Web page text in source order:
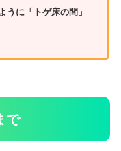
うに「トゲ床の間」
で